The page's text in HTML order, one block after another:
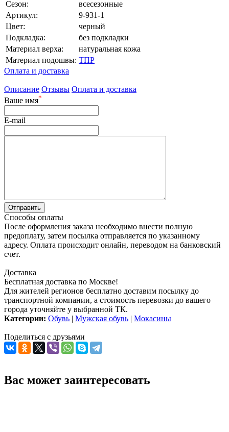
Сезон:
всесезонные
Артикул:
9-931-1
Цвет:
черный
Подкладка:
без подкладки
Материал верха:
натуральная кожа
Материал подошвы: ТПР
Оплата и доставка
Описание Отзывы Оплата и доставка
Ваше имя*
E-mail
Способы оплаты
После оформления заказа необходимо внести полную
предоплату, затем посылка отправляется по указанному
адресу. Оплата происходит онлайн, переводом на банковский
счет.
Доставка
Бесплатная доставка по Москве!
Для жителей регионов бесплатно доставим посылку до
транспортной компании, а стоимость перевозки до вашего
города уточняйте у выбранной ТК.
Категории: Обувь | Мужская обувь | Мокасины
Поделиться с друзьями
Вас может заинтересовать